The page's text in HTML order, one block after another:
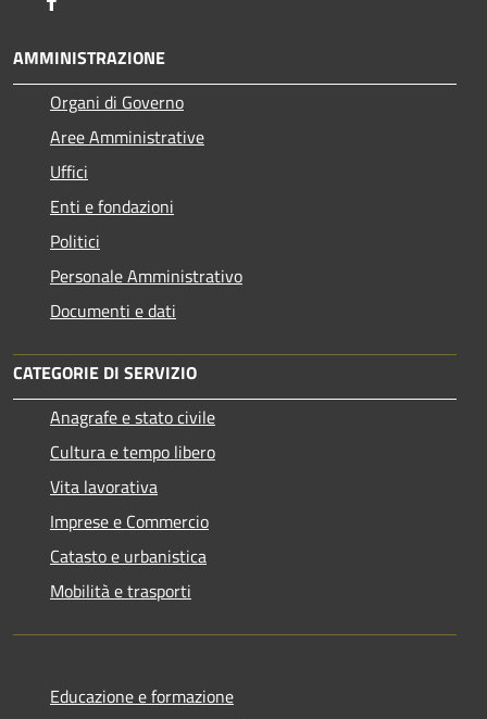
AMMINISTRAZIONE
Organi di Governo
Aree Amministrative
Uffici
Enti e fondazioni
Politici
Personale Amministrativo
Documenti e dati
CATEGORIE DI SERVIZIO
Anagrafe e stato civile
Cultura e tempo libero
Vita lavorativa
Imprese e Commercio
Catasto e urbanistica
Mobilità e trasporti
Educazione e formazione